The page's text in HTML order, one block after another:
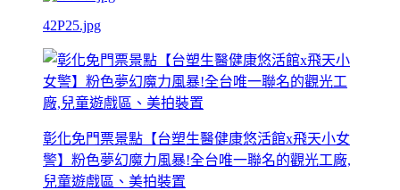
42P25.jpg
彰化免門票景點【台塑生醫健康悠活館x飛天小女
警】粉色夢幻魔力風暴!全台唯一聯名的觀光工廠,
兒童遊戲區、美拍裝置